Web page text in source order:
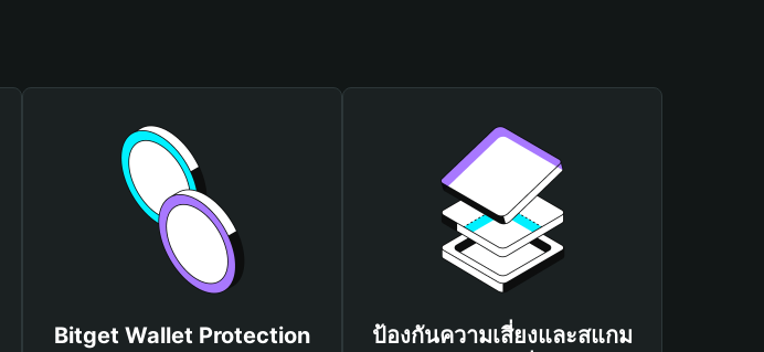
Bitget Wallet Protection
ป้องกันความเสี่ยงและสแกม